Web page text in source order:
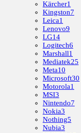
Kärcher1
Kingston7
Leica1
Lenovo9
LG14
Logitech6
Marshall1
Mediatek25
Meta10
Microsoft30
Motorola1
MSI3
Nintendo7
Nokia3
Nothing5
Nubia3